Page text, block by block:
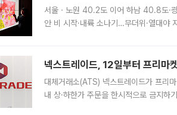
서울ㆍ노원 40.2도 이어 하남 40.8도·
안 비 시작·내륙 소나기…무더위·열대야
넥스트레이드, 12일부터 프리마
대체거래소(ATS) 넥스트레이드가 프리
내 상·하한가 주문을 한시적으로 금지하